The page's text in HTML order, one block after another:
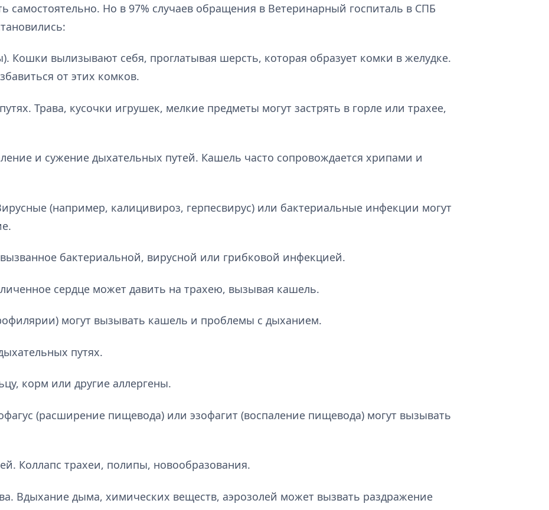
самостоятельно. Но в 97% случаев обращения в Ветеринарный госпиталь в СПБ
Кошки вылизывают себя, проглатывая шерсть, которая образует комки в желудке.
от этих комков.
Трава, кусочки игрушек, мелкие предметы могут застрять в горле или трахее,
и сужение дыхательных путей. Кашель часто сопровождается хрипами и
(например, калицивироз, герпесвирус) или бактериальные инфекции могут
бактериальной, вирусной или грибковой инфекцией.
сердце может давить на трахею, вызывая кашель.
могут вызывать кашель и проблемы с дыханием.
путях.
корм или другие аллергены.
(расширение пищевода) или эзофагит (воспаление пищевода) могут вызывать
Коллапс трахеи, полипы, новообразования.
Вдыхание дыма, химических веществ, аэрозолей может вызвать раздражение